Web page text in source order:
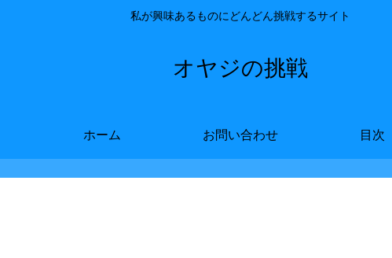
私が興味あるものにどんどん挑戦するサイト
オヤジの挑戦
ホーム お問い合わせ 目次